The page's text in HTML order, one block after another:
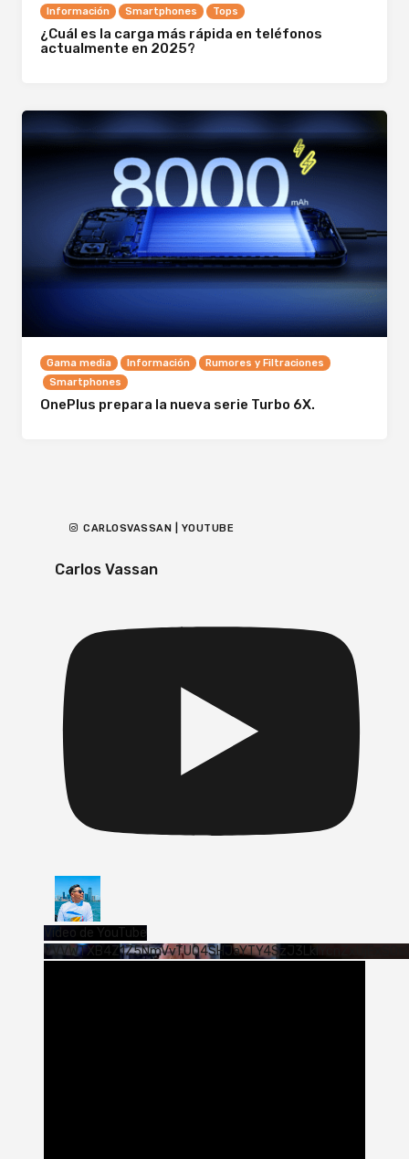
Información Smartphones Tops
¿Cuál es la carga más rápida en teléfonos
actualmente en 2025?
Gama media Información
Rumores y Filtraciones
Smartphones
OnePlus prepara la nueva serie Turbo 6X.
CARLOSVASSAN | YOUTUBE
Carlos Vassan
Vídeo de YouTube